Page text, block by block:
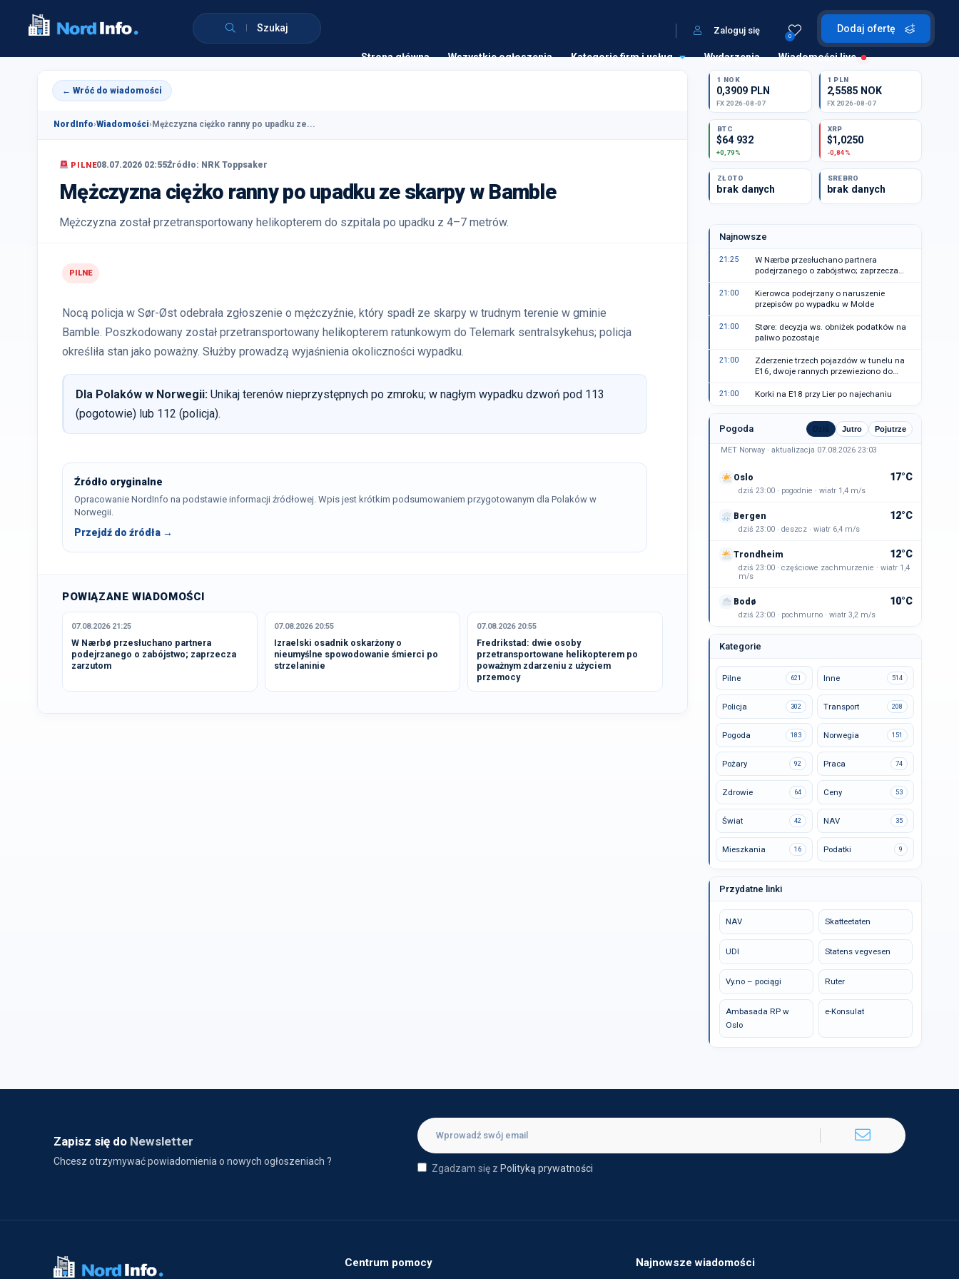
Szukaj Dodaj ofertę
0
Zaloguj się
Strona główna Wszystkie ogłoszenia Kategorie firm i usług Wydarzenia Wiadomości live
← Wróć do wiadomości
NordInfo›Wiadomości› Mężczyzna ciężko ranny po upadku ze...
PILNE08.07.2026 02:55Źródło: NRK Toppsaker
Mężczyzna ciężko ranny po upadku ze skarpy w Bamble
Mężczyzna został przetransportowany helikopterem do szpitala po upadku z 4–7 metrów.
PILNE
Nocą policja w Sør-Øst odebrała zgłoszenie o mężczyźnie, który spadł ze skarpy w trudnym terenie w gminie
Bamble. Poszkodowany został przetransportowany helikopterem ratunkowym do Telemark sentralsykehus; policja
określiła stan jako poważny. Służby prowadzą wyjaśnienia okoliczności wypadku.
Dla Polaków w Norwegii: Unikaj terenów nieprzystępnych po zmroku; w nagłym wypadku dzwoń pod 113
(pogotowie) lub 112 (policja).
Źródło oryginalne
Opracowanie NordInfo na podstawie informacji źródłowej. Wpis jest krótkim podsumowaniem przygotowanym dla Polaków w
Norwegii.
Przejdź do źródła →
POWIĄZANE WIADOMOŚCI
07.08.2026 21:25
W Nærbø przesłuchano partnera
podejrzanego o zabójstwo; zaprzecza
zarzutom
07.08.2026 20:55
Izraelski osadnik oskarżony o
nieumyślne spowodowanie śmierci po
strzelaninie
07.08.2026 20:55
Fredrikstad: dwie osoby
przetransportowane helikopterem po
poważnym zdarzeniu z użyciem
przemocy
1 NOK
0,3909 PLN
FX 2026-08-07
1 PLN
2,5585 NOK
FX 2026-08-07
BTC
$64 932
+0,79%
XRP
$1,0250
-0,84%
ZŁOTO
brak danych
SREBRO
brak danych
Najnowsze
21:25
W Nærbø przesłuchano partnera
podejrzanego o zabójstwo; zaprzecza
21:00
Kierowca podejrzany o naruszenie
przepisów po wypadku w Molde
21:00
Støre: decyzja ws. obniżek podatków na
paliwo pozostaje
21:00
Zderzenie trzech pojazdów w tunelu na
E16, dwoje rannych przewieziono do
21:00 Korki na E18 przy Lier po najechaniu
Pogoda Dziś Jutro Pojutrze
MET Norway · aktualizacja 07.08.2026 23:03
Oslo 17°C
dziś 23:00 · pogodnie · wiatr 1,4 m/s
Bergen 12°C
dziś 23:00 · deszcz · wiatr 6,4 m/s
Trondheim 12°C
dziś 23:00 · częściowe zachmurzenie · wiatr 1,4
m/s
Bodø 10°C
dziś 23:00 · pochmurno · wiatr 3,2 m/s
Kategorie
Pilne 621 Inne 514
Policja 302 Transport 208
Pogoda 183 Norwegia 151
Pożary 92 Praca 74
Zdrowie 64 Ceny 53
Świat 42 NAV 35
Mieszkania 16 Podatki 9
Przydatne linki
NAV Skatteetaten
UDI Statens vegvesen
Vy.no – pociągi Ruter
Ambasada RP w
Oslo
e-Konsulat
Zapisz się do Newsletter
Chcesz otrzymywać powiadomienia o nowych ogłoszeniach ?
Zgadzam się z Polityką prywatności
Centrum pomocy Najnowsze wiadomości